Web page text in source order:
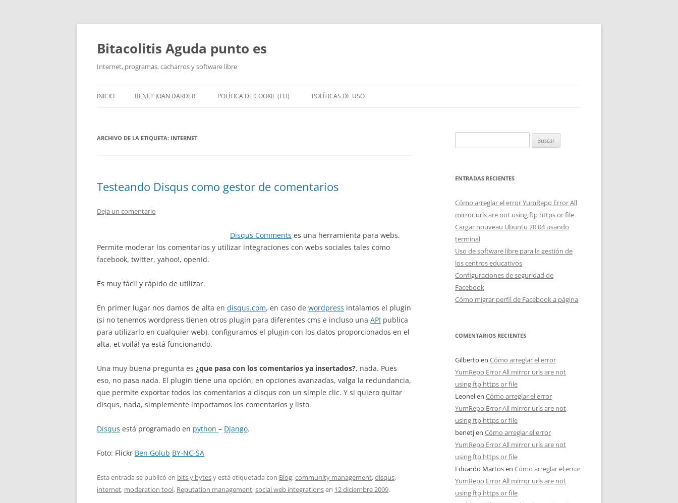
Saltar
contenido
Bitacolitis Aguda punto es
Internet, programas, cacharros y software libre
INICIO BENET JOAN DARDER POLÍTICA DE COOKIE (EU) POLÍTICAS DE USO
ARCHIVO DE LA ETIQUETA: INTERNET
Testeando Disqus como gestor de comentarios
Deja un comentario
Disqus Comments es una herramienta para webs.
Permite moderar los comentarios y utilizar integraciones con webs sociales tales como
facebook, twitter, yahoo!, openId.
Es muy fácil y rápido de utilizar.
En primer lugar nos damos de alta en disqus.com, en caso de wordpress intalamos el plugin
(si no tenemos wordpress tienen otros plugin para diferentes cms e incluso una API publica
para utilizarlo en cualquier web), configuramos el plugin con los datos proporcionados en el
alta, et voilá! ya está funcionando.
Una muy buena pregunta es ¿que pasa con los comentarios ya insertados?, nada. Pues
eso, no pasa nada. El plugin tiene una opción, en opciones avanzadas, valga la redundancia,
que permite exportar todos los comentarios a disqus con un simple clic. Y si quiero quitar
disqus, nada, simplemente importamos los comentarios y listo.
Disqus está programado en python – Django.
Foto: Flickr Ben Golub BY-NC-SA
Esta entrada se publicó en bits y bytesy está etiquetada con Blog,community management,disqus,
internet, moderation tool, Reputation management,social web integrationsen 12 diciembre 2009.
ENTRADAS RECIENTES
Cómo arreglar el error YumRepo Error All
mirror urls are not using ftp https or file
Cargar nouveau Ubuntu 20.04 usando
terminal
Uso de software libre para la gestión de
los centros educativos
Configuraciones de seguridad de
Facebook
Cómo migrar perfil de Facebook a página
COMENTARIOS RECIENTES
Gilberto en Cómo arreglar el error
YumRepo Error All mirror urls are not
using ftp https or file
Leonelen Cómo arreglar el error
YumRepo Error All mirror urls are not
using ftp https or file
benetjen Cómo arreglar el error
YumRepo Error All mirror urls are not
using ftp https or file
Eduardo Martosen Cómo arreglar el error
YumRepo Error All mirror urls are not
using ftp https or file